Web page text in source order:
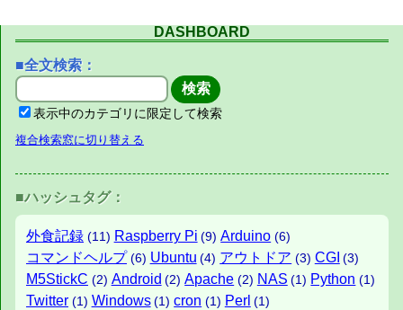
DASHBOARD
■全文検索：
表示中のカテゴリに限定して検索
複合検索窓に切り替える
■ハッシュタグ：
外食記録 (11) Raspberry Pi (9) Arduino (6)
コマンドヘルプ (6) Ubuntu (4) アウトドア (3) CGI (3)
M5StickC (2) Android (2) Apache (2) NAS (1) Python (1)
Twitter (1) Windows (1) cron (1) Perl (1)